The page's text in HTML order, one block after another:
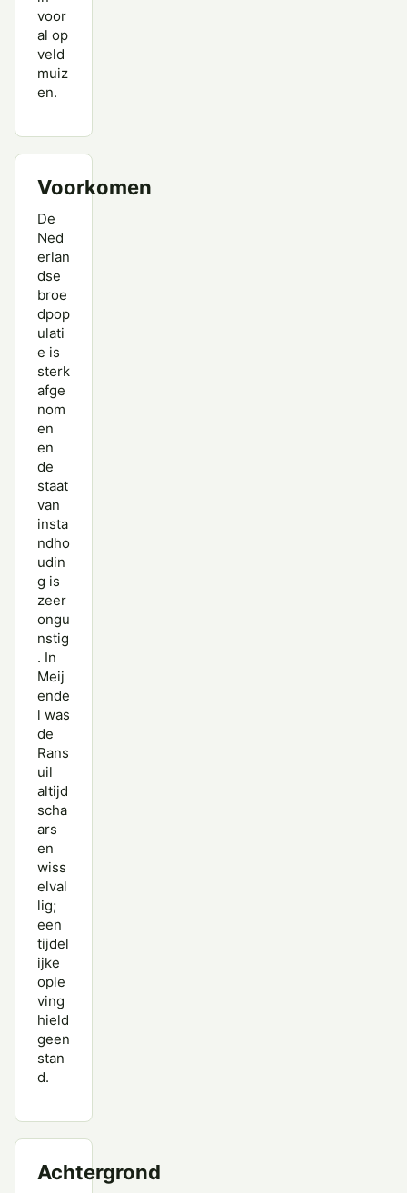
voor
al op
veld
muiz
en.
Voorkomen
De
Ned
erlan
dse
broe
dpop
ulati
e is
sterk
afge
nom
en
en
de
staat
van
insta
ndho
udin
g is
zeer
ongu
nstig
. In
Meij
ende
l was
de
Rans
uil
altijd
scha
ars
en
wiss
elval
lig;
een
tijdel
ijke
ople
ving
hield
geen
stan
d.
Achtergrond